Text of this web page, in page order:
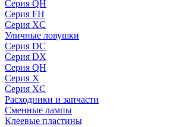
Серия QH
Серия FH
Серия XC
Уличные ловушки
Серия DC
Серия DX
Серия QH
Серия X
Серия XC
Расходники и запчасти
Сменные лампы
Клеевые пластины